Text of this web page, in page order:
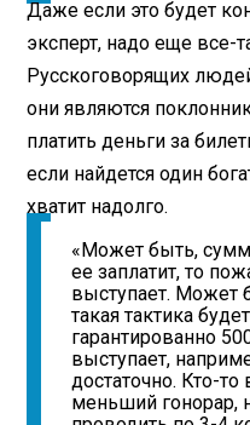
Даже если это будет
эксперт, надо еще все-
Русскоговорящих
они являются
платить деньги за
если найдется один
хватит надолго.
«Может быть,
ее заплатит, то
выступает. Может
такая тактика
гарантированно
выступает,
достаточно. Кто-то
меньший гонорар,